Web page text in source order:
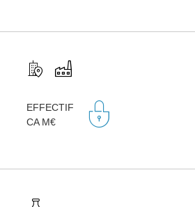
EFFECTIF
CA M€